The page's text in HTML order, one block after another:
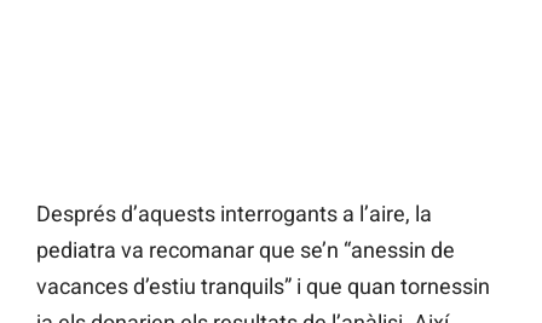
Després d’aquests interrogants a l’aire, la
pediatra va recomanar que se’n “anessin de
vacances d’estiu tranquils” i que quan tornessin